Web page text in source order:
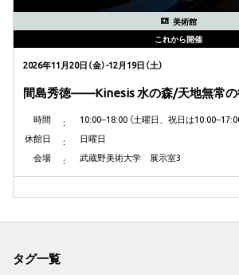
美術館
これから開催
2026年11月20日（金）-12月19日（土）
間島秀徳——Kinesis 水の森/天地無常
時間
10:00‒18:00 （土曜日、祝日は
休館日
日曜日
会場
武蔵野美術大学 展示室3
タグ一覧